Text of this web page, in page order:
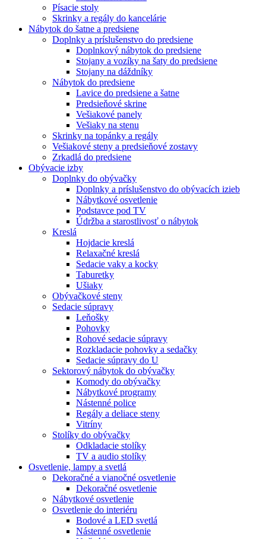
Písacie stoly
Skrinky a regály do kancelárie
Nábytok do šatne a predsiene
Doplnky a príslušenstvo do predsiene
Doplnkový nábytok do predsiene
Stojany a vozíky na šaty do predsiene
Stojany na dáždníky
Nábytok do predsiene
Lavice do predsiene a šatne
Predsieňové skrine
Vešiakové panely
Vešiaky na stenu
Skrinky na topánky a regály
Vešiakové steny a predsieňové zostavy
Zrkadlá do predsiene
Obývacie izby
Doplnky do obývačky
Doplnky a príslušenstvo do obývacích izieb
Nábytkové osvetlenie
Podstavce pod TV
Údržba a starostlivosť o nábytok
Kreslá
Hojdacie kreslá
Relaxačné kreslá
Sedacie vaky a kocky
Taburetky
Ušiaky
Obývačkové steny
Sedacie súpravy
Leňošky
Pohovky
Rohové sedacie súpravy
Rozkladacie pohovky a sedačky
Sedacie súpravy do U
Sektorový nábytok do obývačky
Komody do obývačky
Nábytkové programy
Nástenné police
Regály a deliace steny
Vitríny
Stolíky do obývačky
Odkladacie stolíky
TV a audio stolíky
Osvetlenie, lampy a svetlá
Dekoračné a vianočné osvetlenie
Dekoračné osvetlenie
Nábytkové osvetlenie
Osvetlenie do interiéru
Bodové a LED svetlá
Nástenné osvetlenie